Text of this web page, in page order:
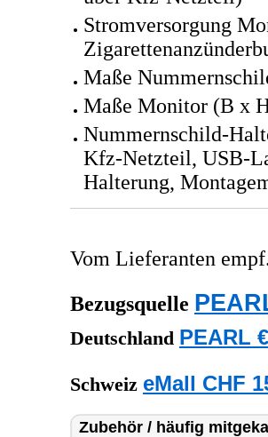
Stromversorgung
Maße
Maße Monitor (B x
Nummernschild-
Kfz-Netzteil, USB-
Halterung,
Vom Lieferanten
Bezugsquelle
Deutschland PEARL
Schweiz eMall CHF
Zubehör / häufig